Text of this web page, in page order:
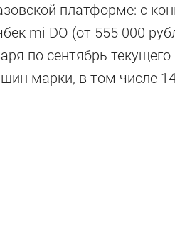
платформе: с
mi-DO (от 555 000
по сентябрь текущего
марки, в том числе
не
одного «китайца»